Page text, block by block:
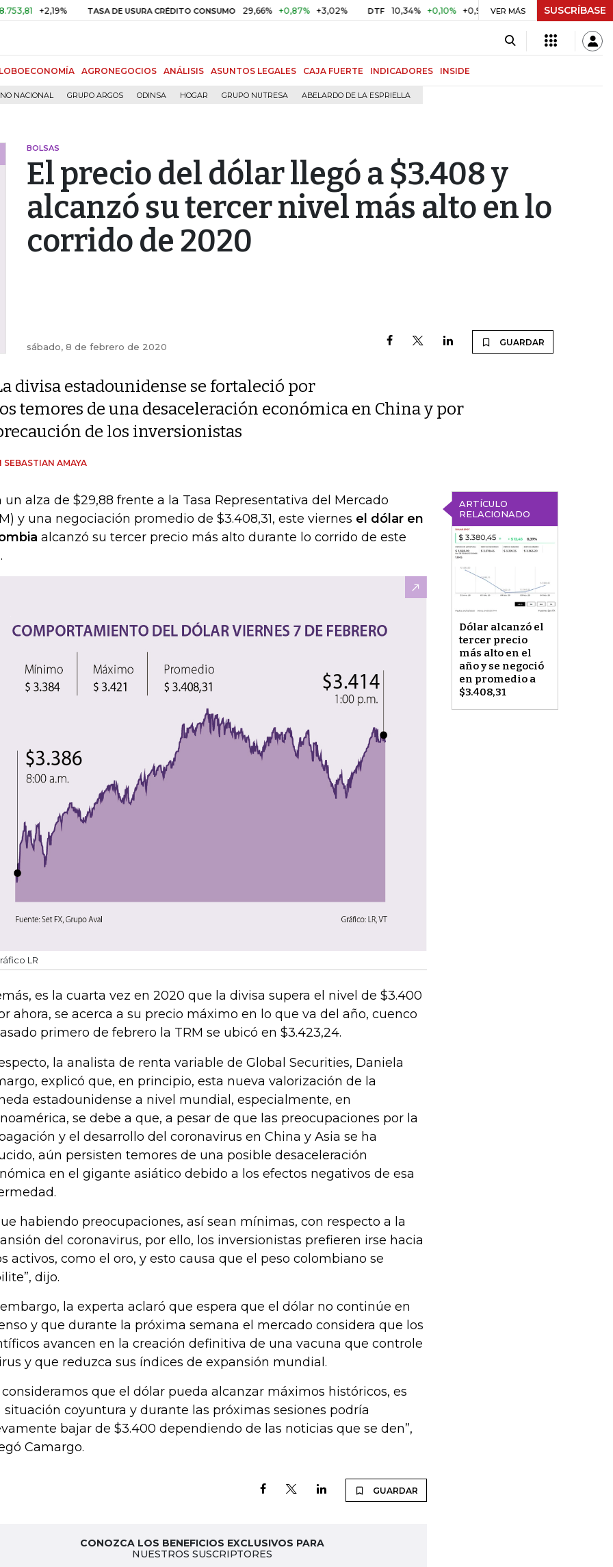
+2,19% TASA DE USURA CRÉDITO CONSUMO 29,66% +0,87% +3,02% DTF 10,34% +0,10% +0,98% UVR $ 416,91 +$ 0,05 +0,01%
VER MÁS SUSCRÍBASE
AGRONEGOCIOS ANÁLISIS ASUNTOS LEGALES CAJA FUERTE INDICADORES INSIDE
NACIONAL GRUPO ARGOS ODINSA HOGAR GRUPO NUTRESA ABELARDO DE LA ESPRIELLA
BOLSAS
El precio del dólar llegó a $3.408 y
alcanzó su tercer nivel más alto en lo
corrido de 2020
sábado, 8 de febrero de 2020 GUARDAR
divisa estadounidense se fortaleció por
temores de una desaceleración económica en China y por
de los inversionistas
SEBASTIAN AMAYA
ARTÍCULO
RELACIONADO
Dólar alcanzó el
tercer precio
más alto en el
año y se negoció
en promedio a
$3.408,31
un alza de $29,88 frente a la Tasa Representativa del Mercado
y una negociación promedio de $3.408,31, este viernes el dólar en
alcanzó su tercer precio más alto durante lo corrido de este
LR
es la cuarta vez en 2020 que la divisa supera el nivel de $3.400
ahora, se acerca a su precio máximo en lo que va del año, cuenco
primero de febrero la TRM se ubicó en $3.423,24.
la analista de renta variable de Global Securities, Daniela
explicó que, en principio, esta nueva valorización de la
estadounidense a nivel mundial, especialmente, en
se debe a que, a pesar de que las preocupaciones por la
y el desarrollo del coronavirus en China y Asia se ha
aún persisten temores de una posible desaceleración
en el gigante asiático debido a los efectos negativos de esa
habiendo preocupaciones, así sean mínimas, con respecto a la
del coronavirus, por ello, los inversionistas prefieren irse hacia
activos, como el oro, y esto causa que el peso colombiano se
dijo.
la experta aclaró que espera que el dólar no continúe en
y que durante la próxima semana el mercado considera que los
avancen en la creación definitiva de una vacuna que controle
y que reduzca sus índices de expansión mundial.
consideramos que el dólar pueda alcanzar máximos históricos, es
situación coyuntura y durante las próximas sesiones podría
bajar de $3.400 dependiendo de las noticias que se den”,
Camargo.
GUARDAR
CONOZCA LOS BENEFICIOS EXCLUSIVOS PARA
NUESTROS SUSCRIPTORES